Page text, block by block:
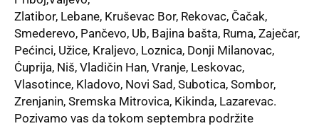
Zlatibor, Lebane, Kruševac Bor, Rekovac, Čačak,
Smederevo, Pančevo, Ub, Bajina bašta, Ruma, Zaječar,
Pećinci, Užice, Kraljevo, Loznica, Donji Milanovac,
Ćuprija, Niš, Vladičin Han, Vranje, Leskovac,
Vlasotince, Kladovo, Novi Sad, Subotica, Sombor,
Zrenjanin, Sremska Mitrovica, Kikinda, Lazarevac.
Pozivamo vas da tokom septembra podržite